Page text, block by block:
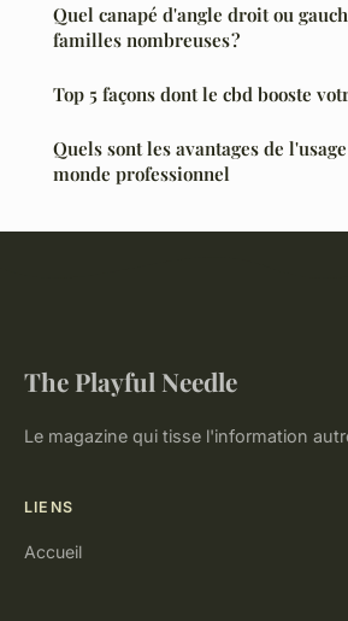
Quel canapé d'angle droit ou
familles nombreuses ?
Top 5 façons dont le cbd booste
Quels sont les avantages de
monde professionnel
The Playful Needle
Le magazine qui tisse l'information
LIENS
Accueil